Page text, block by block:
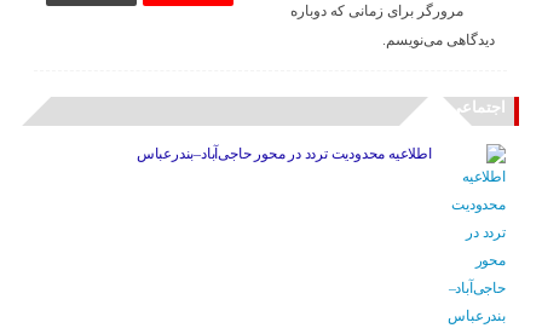
مرورگر برای زمانی که دوباره
دیدگاهی می‌نویسم.
اجتماعی
اطلاعیه محدودیت تردد در محور حاجی‌آباد–بندرعباس